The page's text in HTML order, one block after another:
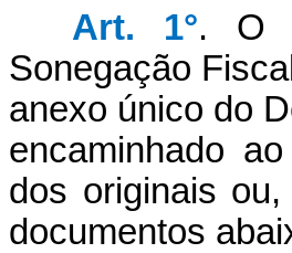
Art. 1°. O
Sonegação
anexo único do
encaminhado
dos originais
documentos